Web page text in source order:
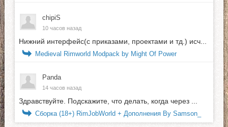
chipiS
10 часов назад
Нижний интерфейс(с приказами, проектами и тд.) исч...
Medieval Rimworld Modpack by Might Of Power
Panda
14 часов назад
Здравствуйте. Подскажите, что делать, когда через ...
Сборка (18+) RimJobWorld + Дополнения By Samson_